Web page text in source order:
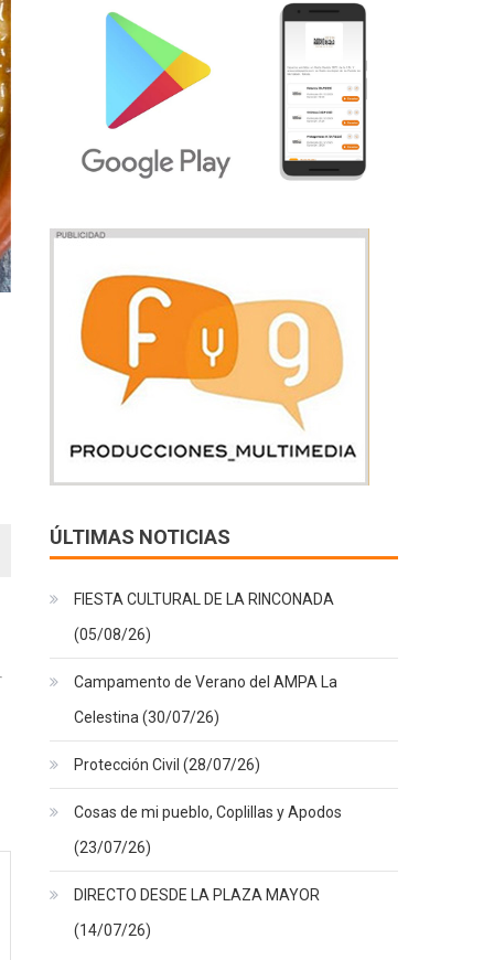
ÚLTIMAS NOTICIAS
FIESTA CULTURAL DE LA RINCONADA
(05/08/26)
Campamento de Verano del AMPA La
Celestina (30/07/26)
Protección Civil (28/07/26)
Cosas de mi pueblo, Coplillas y Apodos
(23/07/26)
DIRECTO DESDE LA PLAZA MAYOR
(14/07/26)